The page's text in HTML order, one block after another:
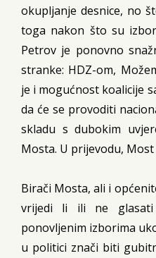
okupljanje desnice, no
toga nakon što su
Petrov je ponovno
stranke: HDZ-om,
je i mogućnost koalicije
da će se provoditi
skladu s dubokim
Mosta. U prijevodu,
Birači Mosta, ali i
vrijedi li ili ne
ponovljenim izborima
u politici znači biti